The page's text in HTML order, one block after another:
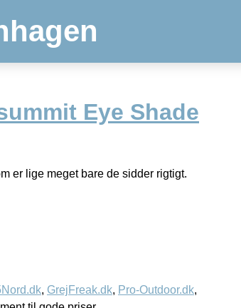
Eye Shade
er lige meget bare de sidder rigtigt.
, GrejFreak.dk, Pro-Outdoor.dk,